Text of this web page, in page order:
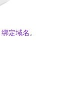
绑定域名 。